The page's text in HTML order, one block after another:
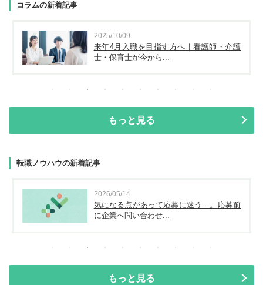
コラムの新着記事
2025/10/09
来年4月入職を目指す方へ｜看護師・介護
士・保育士が今から...
もっと見る
転職ノウハウの新着記事
2026/05/14
気になる点があって応募に迷う…。応募前
に企業へ問い合わせ...
もっと見る